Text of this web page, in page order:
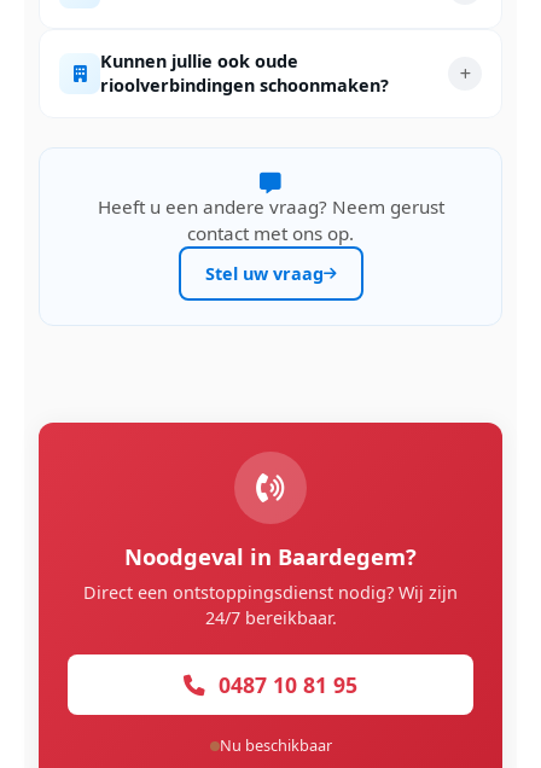
Kunnen jullie ook oude
rioolverbindingen schoonmaken?
Heeft u een andere vraag? Neem gerust
contact met ons op.
Stel uw vraag
Noodgeval in Baardegem?
Direct een ontstoppingsdienst nodig? Wij zijn
24/7 bereikbaar.
0487 10 81 95
Nu beschikbaar